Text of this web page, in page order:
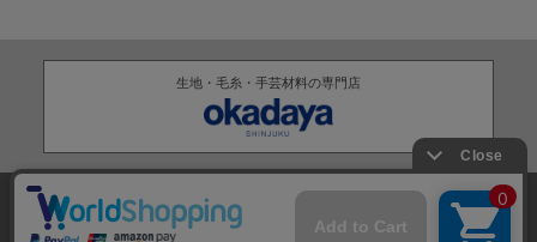
生地・毛糸・手芸材料の専門店
株式会社オカダヤ